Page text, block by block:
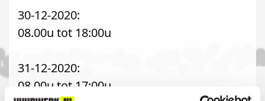
30-12-2020:
08.00u tot 18:00u
31-12-2020:
08.00u tot 17:00u